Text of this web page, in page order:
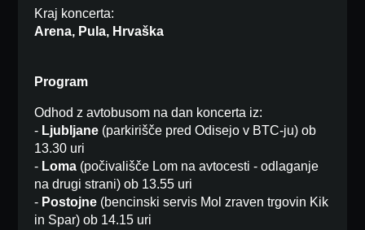
Kraj koncerta:
Arena, Pula, Hrvaška
Program
Odhod z avtobusom na dan koncerta iz:
- Ljubljane (parkirišče pred Odisejo v BTC-ju) ob
13.30 uri
- Loma (počivališče Lom na avtocesti - odlaganje
na drugi strani) ob 13.55 uri
- Postojne (bencinski servis Mol zraven trgovin Kik
in Spar) ob 14.15 uri